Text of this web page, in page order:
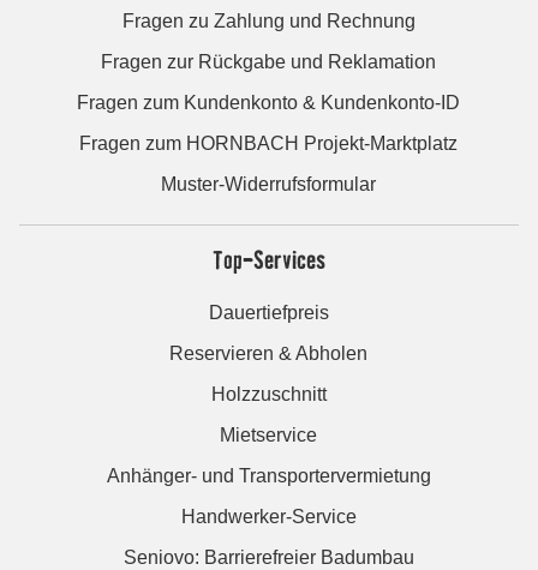
Fragen zu Zahlung und Rechnung
Fragen zur Rückgabe und Reklamation
Fragen zum Kundenkonto & Kundenkonto-ID
Fragen zum HORNBACH Projekt-Marktplatz
Muster-Widerrufsformular
Top-Services
Dauertiefpreis
Reservieren & Abholen
Holzzuschnitt
Mietservice
Anhänger- und Transportervermietung
Handwerker-Service
Seniovo: Barrierefreier Badumbau